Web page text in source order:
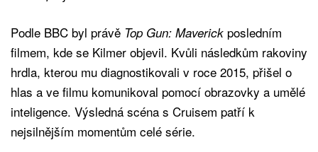
Podle BBC byl právě Top Gun: Maverick posledním
filmem, kde se Kilmer objevil. Kvůli následkům rakoviny
hrdla, kterou mu diagnostikovali v roce 2015, přišel o
hlas a ve filmu komunikoval pomocí obrazovky a umělé
inteligence. Výsledná scéna s Cruisem patří k
nejsilnějším momentům celé série.